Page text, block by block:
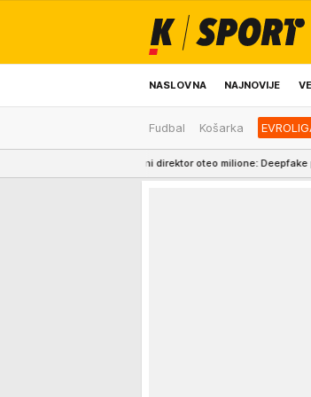
NASLOVNA NAJNOVIJE
ODRŽIVA BUDUĆNOST
Fudbal Košarka
Lažni direktor oteo milione: Deepfake prevaranti